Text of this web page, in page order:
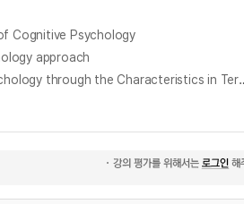
of Cognitive Psychology
approach
인지심리학의 기억특성 측면에서 본 김치냉장고의 사용편의성에 관한연구 : 컨트